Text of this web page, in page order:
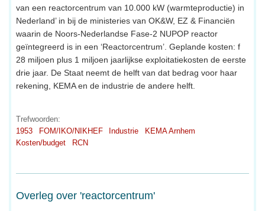
van een reactorcentrum van 10.000 kW (warmteproductie) in
Nederland’ in bij de ministeries van OK&W, EZ & Financiën
waarin de Noors-Nederlandse Fase-2 NUPOP reactor
geïntegreerd is in een ‘Reactorcentrum’. Geplande kosten: f
28 miljoen plus 1 miljoen jaarlijkse exploitatiekosten de eerste
drie jaar. De Staat neemt de helft van dat bedrag voor haar
rekening, KEMA en de industrie de andere helft.
Trefwoorden:
1953
FOM/IKO/NIKHEF Industrie
KEMA Arnhem
Kosten/budget
RCN
Overleg over 'reactorcentrum'